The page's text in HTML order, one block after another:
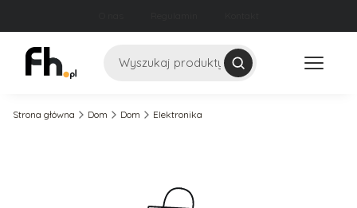
Szukaj
Strona główna Dom Dom Elektronika